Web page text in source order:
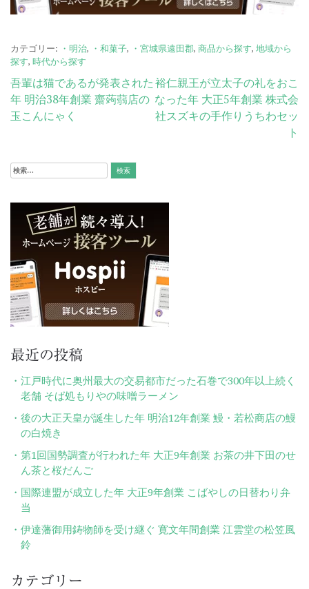
カテゴリー: ・明治, ・和菓子, ・宮城県遠田郡, 商品から探す, 地域から
探す, 時代から探す
投
稿
ゲ
ー
シ
ョ
ン
吾輩は猫であるが発表された
年 明治38年創業 齋蒟蒻店の
玉こんにゃく
裕仁親王が立太子の礼をおこ
なった年 大正5年創業 株式会
社スズキの手作りうちわセッ
ト
検
最近の投稿
江戸時代に奥州最大の交易都市だった石巻で300年以上続く
老舗 そば処もりやの味噌ラーメン
後の大正天皇が誕生した年 明治12年創業 鰻・若松商店の鰻
の白焼き
第1回国勢調査が行われた年 大正9年創業 お茶の井下田のせ
ん茶と桜だんご
国際連盟が成立した年 大正9年創業 こばやしの日替わり弁
当
伊達藩御用鋳物師を受け継ぐ 寛文年間創業 江雲堂の松笠風
鈴
カテゴリー